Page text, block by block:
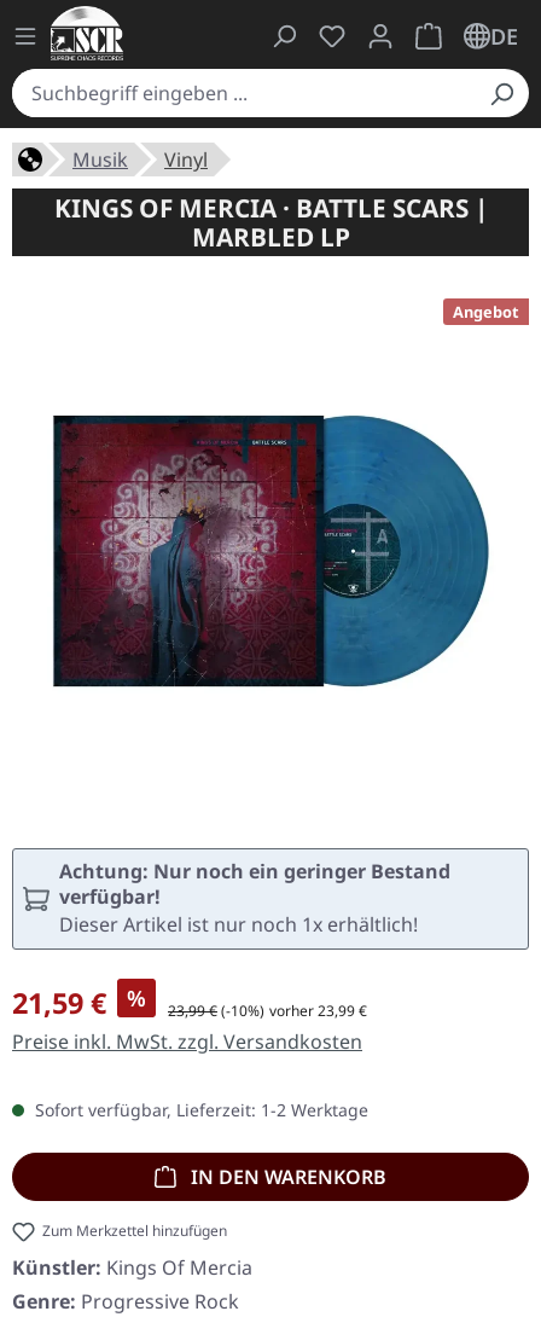
Du hast 0 Produkte
Warenkorb
DE
Musik Vinyl
KINGS OF MERCIA · BATTLE SCARS |
MARBLED LP
Angebot
Achtung: Nur noch ein geringer Bestand
verfügbar!
Dieser Artikel ist nur noch 1x erhältlich!
Verkaufspreis:
21,59 € % Regulärer Preis:
23,99 €(-10%) vorher 23,99 €
Preise inkl. MwSt. zzgl. Versandkosten
Sofort verfügbar, Lieferzeit: 1-2 Werktage
IN DEN WARENKORB
Zum Merkzettel hinzufügen
Künstler: Kings Of Mercia
Genre: Progressive Rock